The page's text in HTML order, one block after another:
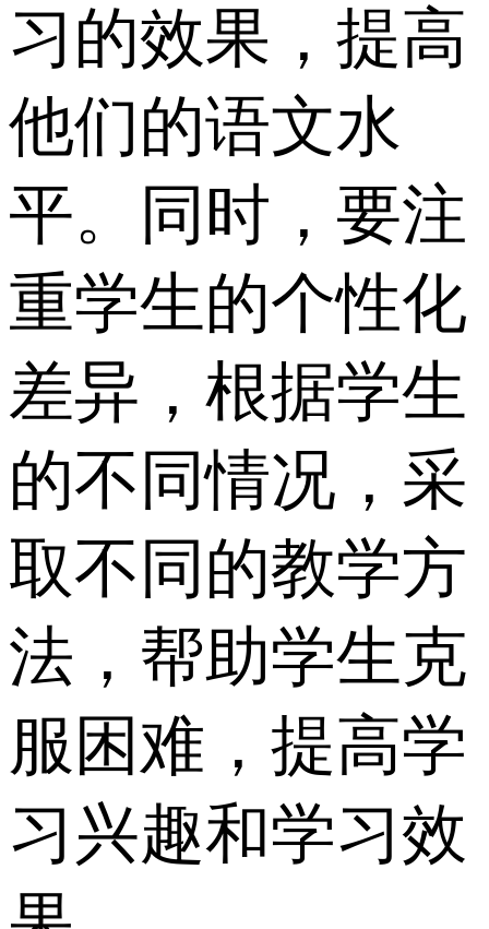
习的效果，提高
他们的语文水
平。同时，要注
重学生的个性化
差异，根据学生
的不同情况，采
取不同的教学方
法，帮助学生克
服困难，提高学
习兴趣和学习效